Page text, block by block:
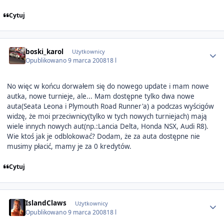
Cytuj
boski_karol Użytkownicy
Opublikowano9 marca 200818 l
No więc w końcu dorwałem się do nowego update i mam nowe
autka, nowe turnieje, ale... Mam dostępne tylko dwa nowe
auta(Seata Leona i Plymouth Road Runner'a) a podczas wyścigów
widzę, że moi przeciwnicy(tylko w tych nowych turniejach) mają
wiele innych nowych aut(np.:Lancia Delta, Honda NSX, Audi R8).
Wie ktoś jak je odblokować? Dodam, że za auta dostępne nie
musimy płacić, mamy je za 0 kredytów.
Cytuj
IslandClaws Użytkownicy
Opublikowano9 marca 200818 l